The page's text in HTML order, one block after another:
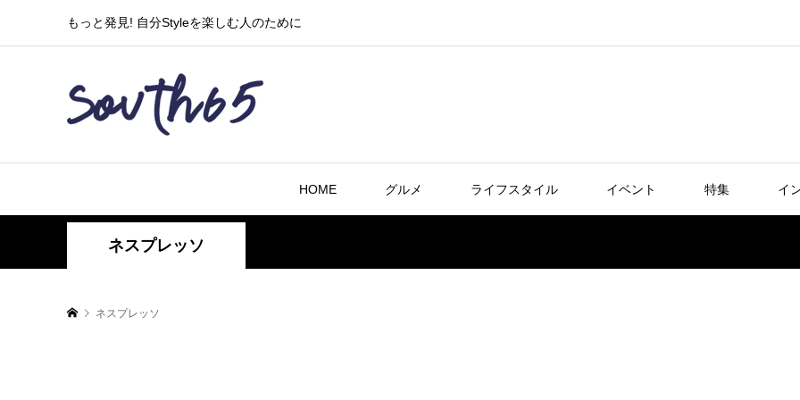
もっと発見! 自分Styleを楽しむ人のために
HOME グルメ ライフスタイル イベント 特集 イ
ネスプレッソ
ネスプレッソ